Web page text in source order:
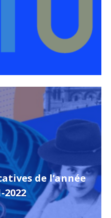
de l’année
2022